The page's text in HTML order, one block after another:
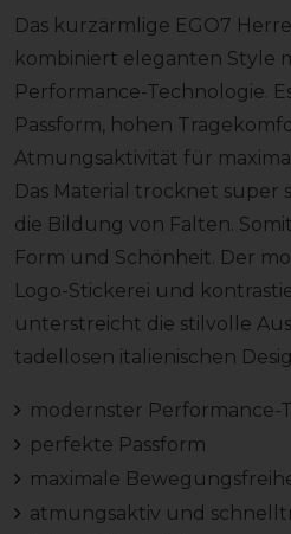
Das kurzärmlige EGO7
kombiniert eleganten Style
Performance-Technologie.
Passform, hohen
Atmungsaktivität für
Das Material trocknet
die Bildung von Falten.
Form und Schönheit. Der
Logo-Stickerei und
unterstreicht die stilvolle
tadellosen italienischen
modernster Performance-
perfekte Passform
maximale
atmungsaktiv und